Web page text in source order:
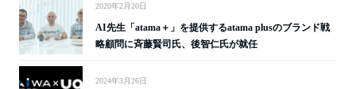
2020年2月20日
AI先生「atama＋」を提供するatama plusのブランド戦
略顧問に斉藤賢司氏、後智仁氏が就任
2024年3月26日